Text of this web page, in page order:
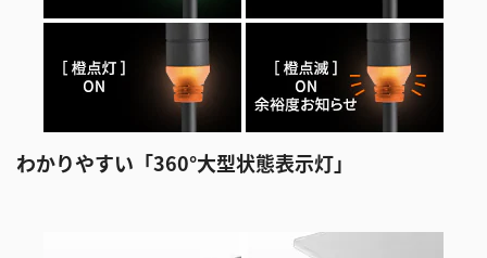
わかりやすい「360°大型状態表示灯」